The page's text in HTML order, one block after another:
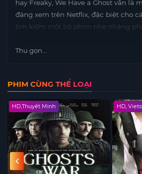
hay Freaky, We Have a Ghost vẫn là
đáng xem trên Netflix, đặc biệt cho
tìm kiếm một bộ phim nhẹ nhàng
Thu gọn...
PHIM CÙNG THỂ LOẠI
HD,Thuyết Minh HD,